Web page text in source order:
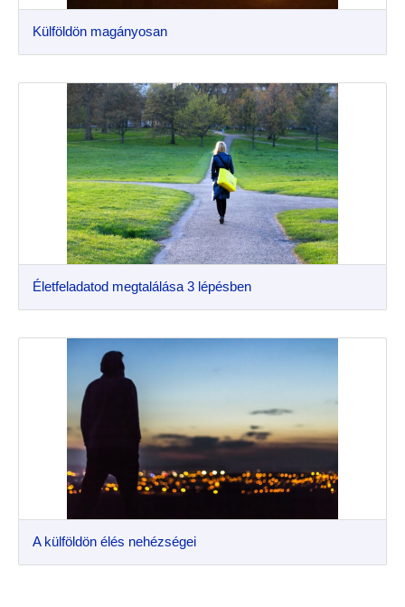
Külföldön magányosan
Életfeladatod megtalálása 3 lépésben
A külföldön élés nehézségei